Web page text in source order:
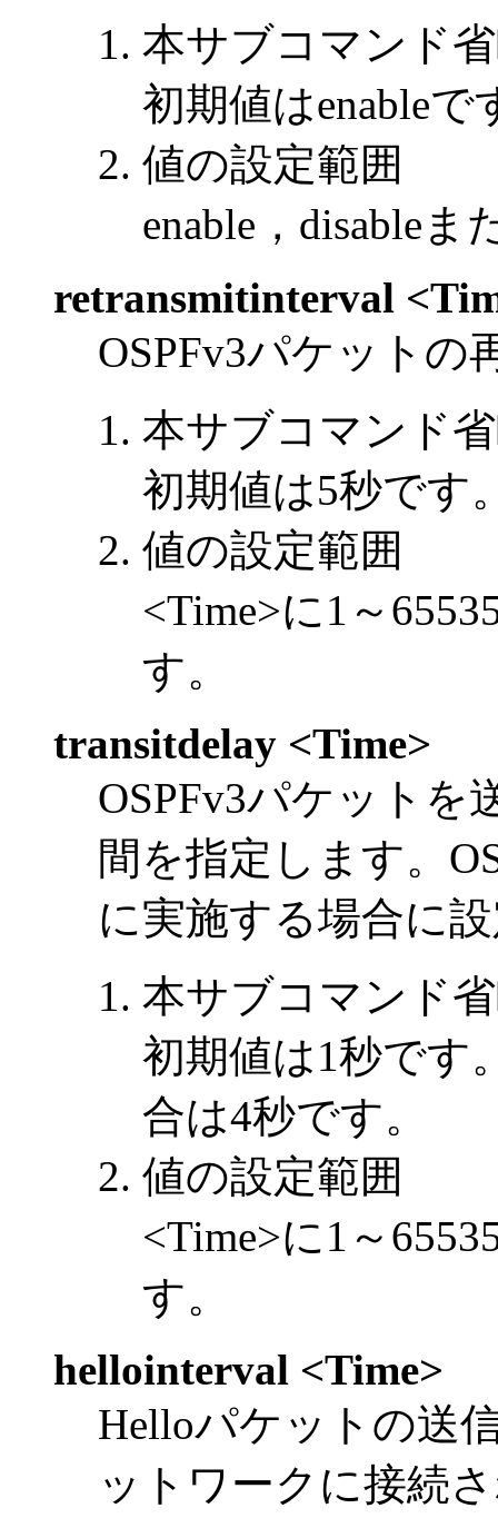
本サブコマンド
初期値はenableで
値の設定範囲
enable，disableま
retransmitinterval
OSPFv3パケットの
本サブコマンド
初期値は5秒です
値の設定範囲
<Time>に1～
す。
transitdelay <Time>
OSPFv3パケットを
間を指定します。
に実施する場合に
本サブコマンド
初期値は1秒です
合は4秒です。
値の設定範囲
<Time>に1～
す。
hellointerval <Time>
Helloパケットの送
ットワークに接続